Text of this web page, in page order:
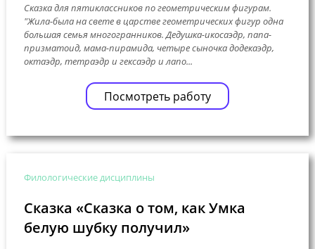
Сказка для пятиклассников по геометрическим фигурам.
"Жила-была на свете в царстве геометрических фигур одна
большая семья многогранников. Дедушка-икосаэдр, папа-
призматоид, мама-пирамида, четыре сыночка додекаэдр,
октаэдр, тетраэдр и гексаэдр и лапо...
Посмотреть работу
Филологические дисциплины
Сказка «Сказка о том, как Умка
белую шубку получил»